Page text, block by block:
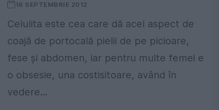
16 SEPTEMBRIE 2012
Celulita este cea care dă acel aspect de
coajă de portocală pielii de pe picioare,
fese şi abdomen, iar pentru multe femei e
o obsesie, una costisitoare, având în
vedere...